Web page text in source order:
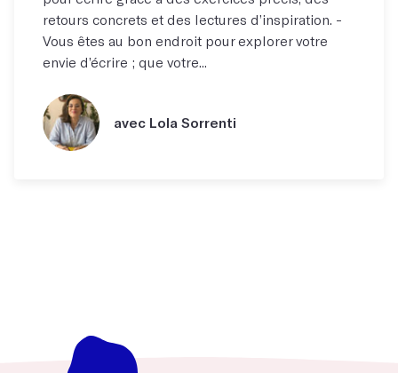
retours concrets et des lectures d’inspiration. -
Vous êtes au bon endroit pour explorer votre
envie d’écrire ; que votre...
avec Lola Sorrenti